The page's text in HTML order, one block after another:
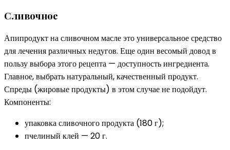
Сливочное
Апипродукт на сливочном масле это универсальное средство
для лечения различных недугов. Еще один весомый довод в
пользу выбора этого рецепта — доступность ингредиента.
Главное, выбрать натуральный, качественный продукт.
Спреды (жировые продукты) в этом случае не подойдут.
Компоненты:
упаковка сливочного продукта (180 г);
пчелиный клей — 20 г.